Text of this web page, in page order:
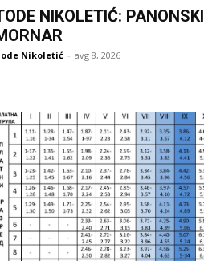
NIKOLETIĆ: PANONSKI
Nikoletić - avg 8, 2026